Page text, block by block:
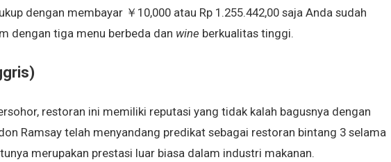
dengan membayar ￥10,000 atau Rp 1.255.442,00 saja Anda sudah
dengan tiga menu berbeda dan wine berkualitas tinggi.
restoran ini memiliki reputasi yang tidak kalah bagusnya dengan
Ramsay telah menyandang predikat sebagai restoran bintang 3 selama
merupakan prestasi luar biasa dalam industri makanan.